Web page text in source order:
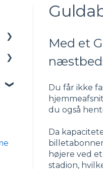
Med et
Du får ikke
du også
Da
højere ved
stadion,